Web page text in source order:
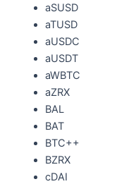
aSUSD
aTUSD
aUSDC
aUSDT
aWBTC
aZRX
BAL
BAT
BTC++
BZRX
cDAI